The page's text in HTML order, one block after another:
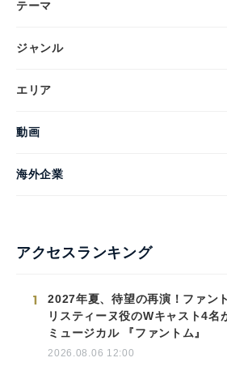
テーマ
ジャンル
エリア
動画
海外企業
アクセスランキング
1
2027年夏、待望の再演！ファン
リスティーヌ役のWキャスト4名
ミュージカル 『ファントム』
2026.08.06 12:00